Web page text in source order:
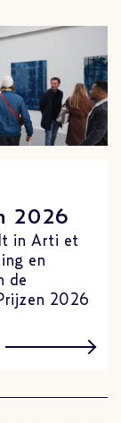
2026
in Arti et
en
de
2026